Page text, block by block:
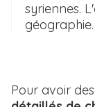
syriennes.
géographie.
Pour avoir